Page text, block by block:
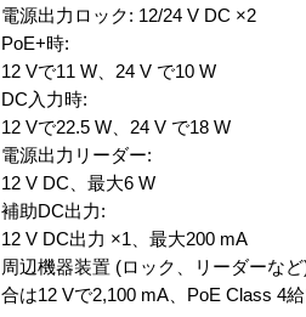
電源出力ロック: 12/24 V DC ×2
PoE+時:
12 Vで11 W、24 V で10 W
DC入力時:
12 Vで22.5 W、24 V で18 W
電源出力リーダー:
12 V DC、最大6 W
補助DC出力:
12 V DC出力 ×1、最大200 mA
周辺機器装置 (ロック、リーダーな
合は12 Vで2,100 mA、PoE Class 4